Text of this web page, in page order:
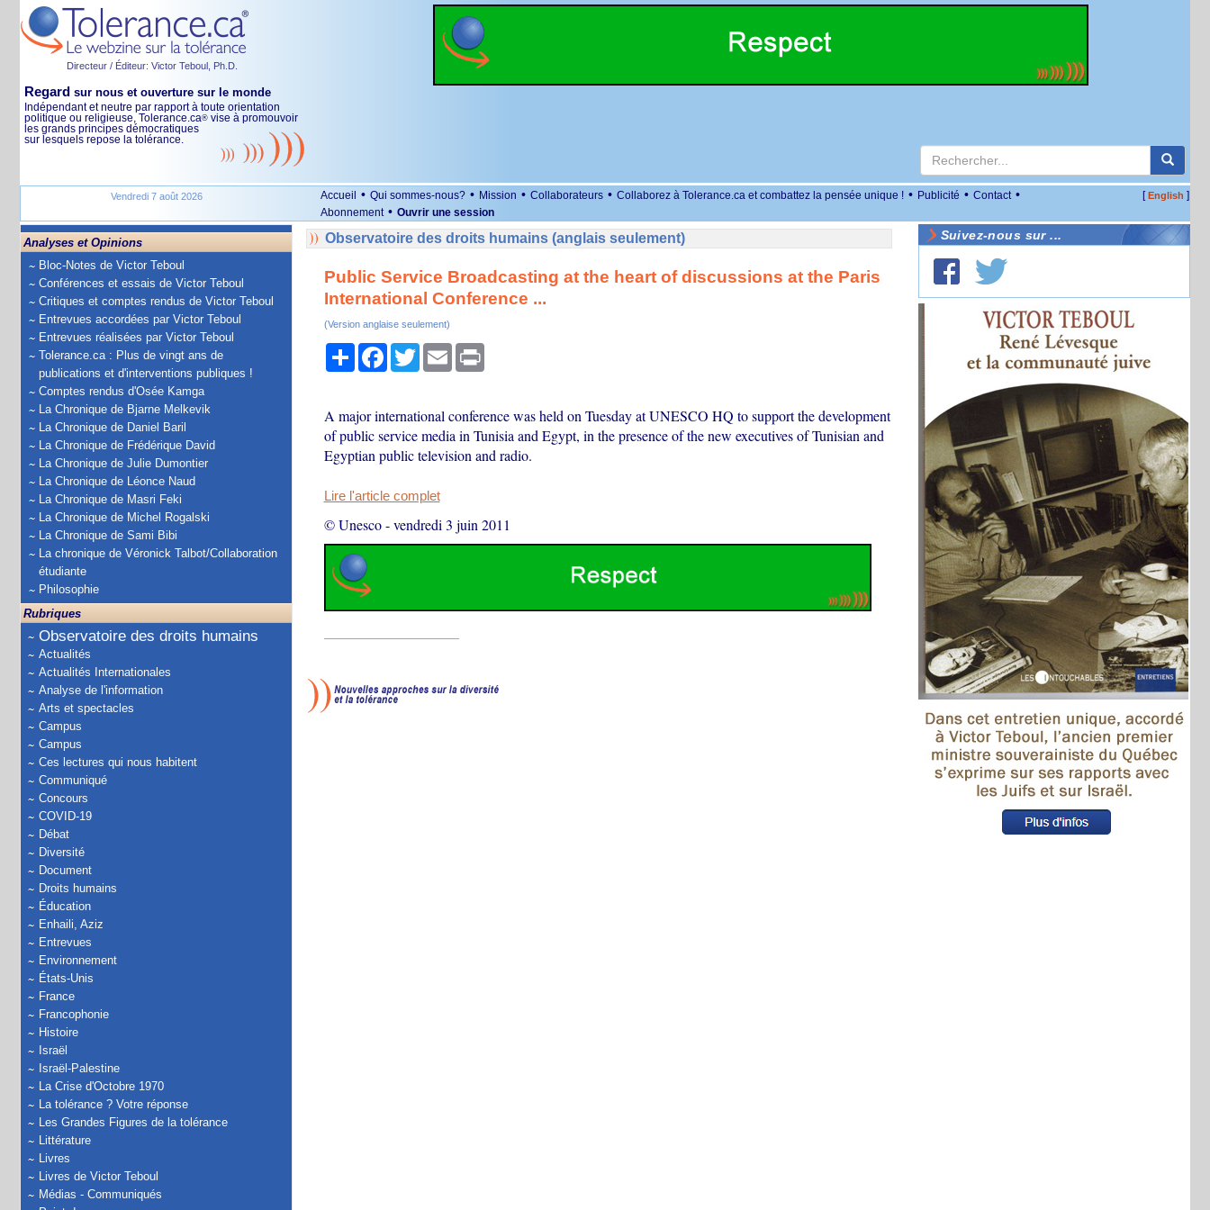
Directeur / Éditeur: Victor Teboul, Ph.D.
Regard sur nous et ouverture sur le monde
Indépendant et neutre par rapport à toute orientation
politique ou religieuse, Tolerance.ca® vise à promouvoir
les grands principes démocratiques
sur lesquels repose la tolérance.
Vendredi 7 août 2026 Accueil • Qui sommes-nous? • Mission • Collaborateurs • Collaborez à Tolerance.ca et combattez la pensée unique ! • Publicité • Contact •
Abonnement • Ouvrir une session
[English ]
Analyses et Opinions
Bloc-Notes de Victor Teboul
Conférences et essais de Victor Teboul
Critiques et comptes rendus de Victor Teboul
Entrevues accordées par Victor Teboul
Entrevues réalisées par Victor Teboul
Tolerance.ca : Plus de vingt ans de
publications et d'interventions publiques !
Comptes rendus d'Osée Kamga
La Chronique de Bjarne Melkevik
La Chronique de Daniel Baril
La Chronique de Frédérique David
La Chronique de Julie Dumontier
La Chronique de Léonce Naud
La Chronique de Masri Feki
La Chronique de Michel Rogalski
La Chronique de Sami Bibi
La chronique de Véronick Talbot/Collaboration
étudiante
Philosophie
Rubriques
Observatoire des droits humains
Actualités
Actualités Internationales
Analyse de l'information
Arts et spectacles
Campus
Campus
Ces lectures qui nous habitent
Communiqué
Concours
COVID-19
Débat
Diversité
Document
Droits humains
Éducation
Enhaili, Aziz
Entrevues
Environnement
États-Unis
France
Francophonie
Histoire
Israël
Israël-Palestine
La Crise d'Octobre 1970
La tolérance ? Votre réponse
Les Grandes Figures de la tolérance
Littérature
Livres
Livres de Victor Teboul
Médias - Communiqués
Observatoire des droits humains (anglais seulement)
Public Service Broadcasting at the heart of discussions at the Paris
International Conference ...
(Version anglaise seulement)
PartagerFacebook
TwitterEmail Print
A major international conference was held on Tuesday at UNESCO HQ to support the development
of public service media in Tunisia and Egypt, in the presence of the new executives of Tunisian and
Egyptian public television and radio.
Lire l'article complet
© Unesco-vendredi 3 juin 2011
Suivez-nous sur ...